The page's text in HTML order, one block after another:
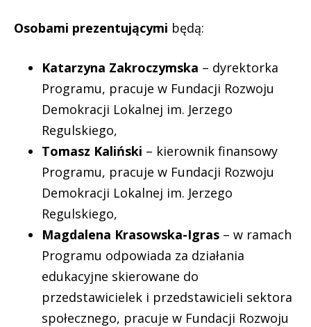
Osobami prezentującymi będą:
Katarzyna Zakroczymska – dyrektorka
Programu, pracuje w Fundacji Rozwoju
Demokracji Lokalnej im. Jerzego
Regulskiego,
Tomasz Kaliński – kierownik finansowy
Programu, pracuje w Fundacji Rozwoju
Demokracji Lokalnej im. Jerzego
Regulskiego,
Magdalena Krasowska-Igras – w ramach
Programu odpowiada za działania
edukacyjne skierowane do
przedstawicielek i przedstawicieli sektora
społecznego, pracuje w Fundacji Rozwoju